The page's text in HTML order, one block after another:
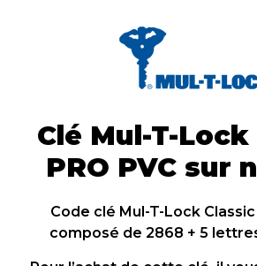
Clé Mul-T-
PRO PVC sur
Code clé Mul-T-Lock
composé de 2868 + 5